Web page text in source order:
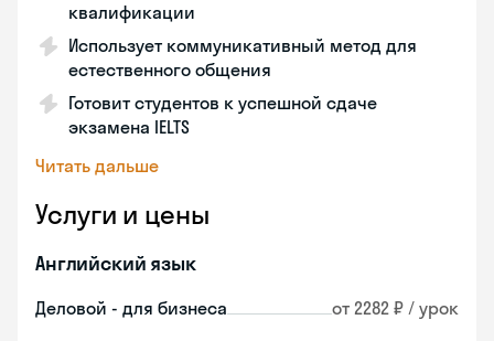
квалификации
Использует коммуникативный метод для
естественного общения
Готовит студентов к успешной сдаче
экзамена IELTS
Читать дальше
Услуги и цены
Английский язык
Деловой - для бизнеса от 2282 ₽ / урок